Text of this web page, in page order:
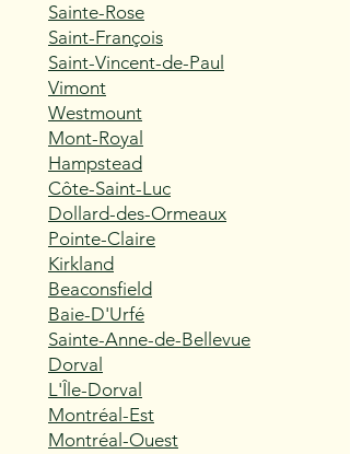
Sainte-Rose
Saint-François
Saint-Vincent-de-Paul
Vimont
Westmount
Mont-Royal
Hampstead
Côte-Saint-Luc
Dollard-des-Ormeaux
Pointe-Claire
Kirkland
Beaconsfield
Baie-D'Urfé
Sainte-Anne-de-Bellevue
Dorval
L'Île-Dorval
Montréal-Est
Montréal-Ouest